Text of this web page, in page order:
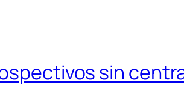
sin